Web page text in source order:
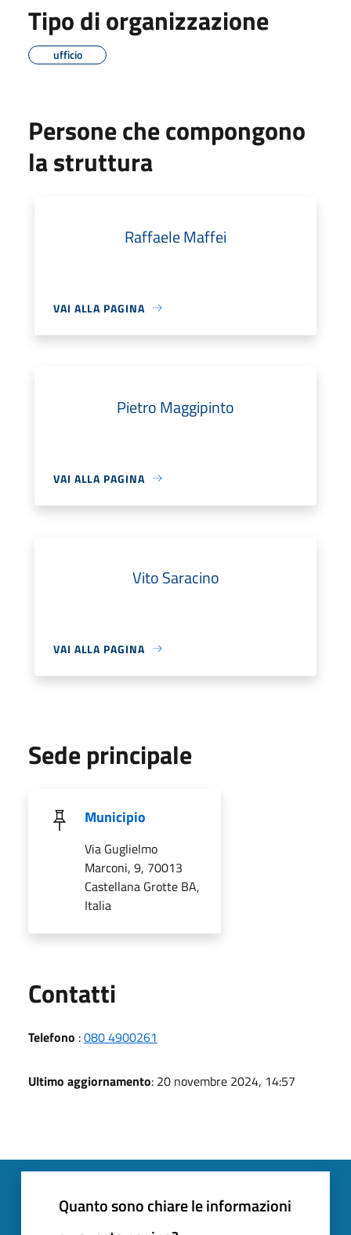
Tipo di organizzazione
ufficio
Persone che compongono
la struttura
Raffaele Maffei
VAI ALLA PAGINA
Pietro Maggipinto
VAI ALLA PAGINA
Vito Saracino
VAI ALLA PAGINA
Sede principale
Municipio
Via Guglielmo
Marconi, 9, 70013
Castellana Grotte BA,
Italia
Contatti
Telefono :080 4900261
Ultimo aggiornamento: 20 novembre 2024, 14:57
Quanto sono chiare le informazioni